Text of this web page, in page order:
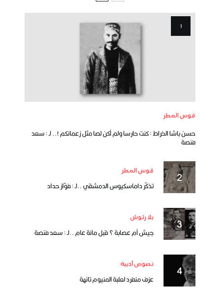
قوس المطر
حسن باشا الخراط : كنت حارسا ولم أكن لصا مثل زعمائكم !.. لـ : سعد
فنصة
قوس المطر
تذكّر داماسكيوس الدمشقي ..لـ : فوّاز حداد
بلا رتوش
جيش أم عصابة ؟ قبل مائة عام ..لـ : سعد فنصة
نصوص أدبية
عزف منفرد لعلبة المنيوم تائهة